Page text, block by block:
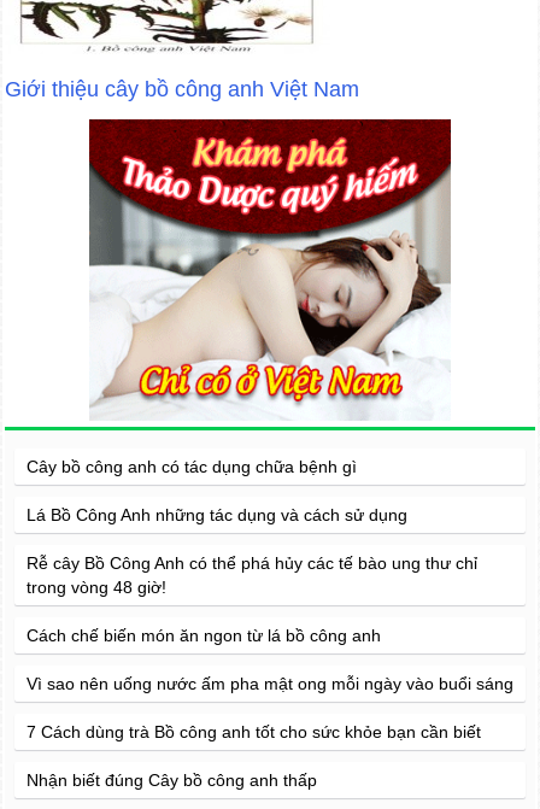
Giới thiệu cây bồ công anh Việt Nam
Cây bồ công anh có tác dụng chữa bệnh gì
Lá Bồ Công Anh những tác dụng và cách sử dụng
Rễ cây Bồ Công Anh có thể phá hủy các tế bào ung thư chỉ
trong vòng 48 giờ!
Cách chế biến món ăn ngon từ lá bồ công anh
Vì sao nên uống nước ấm pha mật ong mỗi ngày vào buổi sáng
7 Cách dùng trà Bồ công anh tốt cho sức khỏe bạn cần biết
Nhận biết đúng Cây bồ công anh thấp